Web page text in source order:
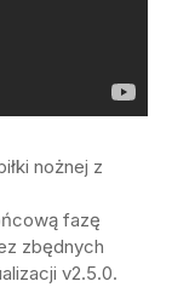
nożnej z
fazę
zbędnych
v2.5.0.